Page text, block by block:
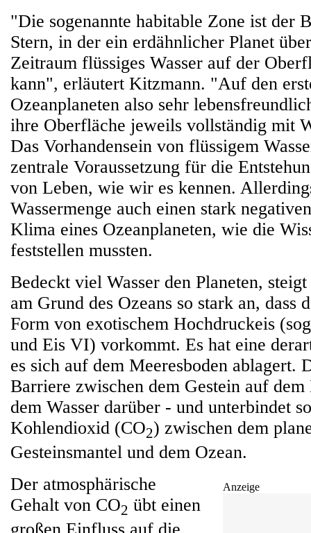
"Die sogenannte habitable Zone ist der
Stern, in der ein erdähnlicher Planet
Zeitraum flüssiges Wasser auf der
kann", erläutert Kitzmann. "Auf den
Ozeanplaneten also sehr
ihre Oberfläche jeweils vollständig mit
Das Vorhandensein von flüssigem
zentrale Voraussetzung für die
von Leben, wie wir es kennen.
Wassermenge auch einen stark
Klima eines Ozeanplaneten, wie die
feststellen mussten.
Bedeckt viel Wasser den Planeten,
am Grund des Ozeans so stark an, dass
Form von exotischem Hochdruckeis
und Eis VI) vorkommt. Es hat eine
es sich auf dem Meeresboden ablagert.
Barriere zwischen dem Gestein auf dem
dem Wasser darüber - und unterbindet
Kohlendioxid (CO2) zwischen dem
Gesteinsmantel und dem Ozean.
Anzeige
Der atmosphärische
Gehalt von CO2 übt einen